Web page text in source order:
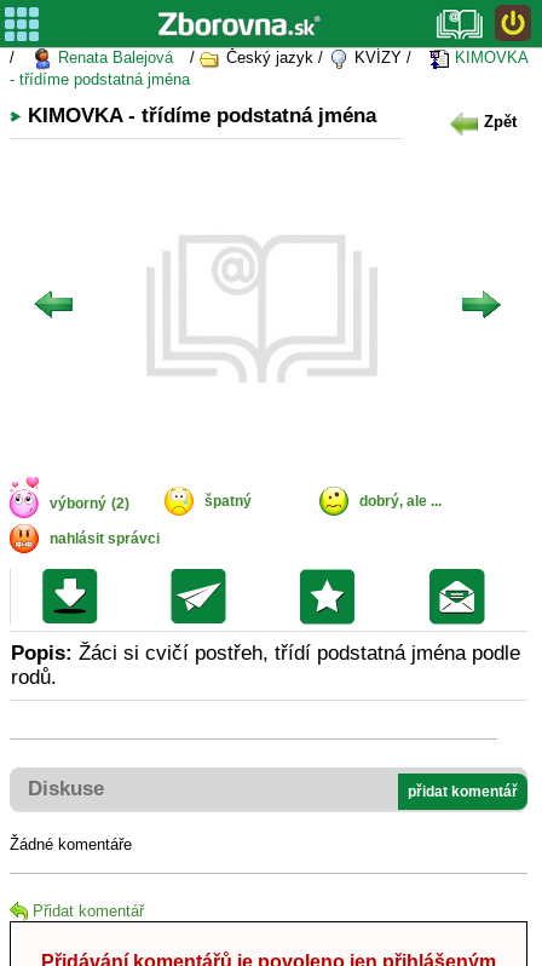
/ Renata Balejová / Český jazyk / KVÍZY /
KIMOVKA
- třídíme podstatná jména
KIMOVKA - třídíme podstatná jména Zpět
výborný (2) špatný dobrý, ale ...
nahlásit správci
Popis: Žáci si cvičí postřeh, třídí podstatná jména podle
rodů.
Diskuse přidat komentář
Žádné komentáře
Přidat komentář
Přidávání komentářů je povoleno jen přihlášeným